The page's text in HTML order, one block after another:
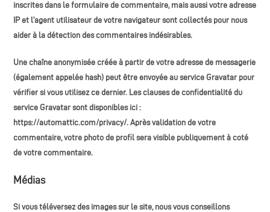
inscrites dans le formulaire de commentaire, mais aussi votre adresse
IP et l’agent utilisateur de votre navigateur sont collectés pour nous
aider à la détection des commentaires indésirables.
Une chaîne anonymisée créée à partir de votre adresse de messagerie
(également appelée hash) peut être envoyée au service Gravatar pour
vérifier si vous utilisez ce dernier. Les clauses de confidentialité du
service Gravatar sont disponibles ici :
https://automattic.com/privacy/. Après validation de votre
commentaire, votre photo de profil sera visible publiquement à coté
de votre commentaire.
Médias
Si vous téléversez des images sur le site, nous vous conseillons